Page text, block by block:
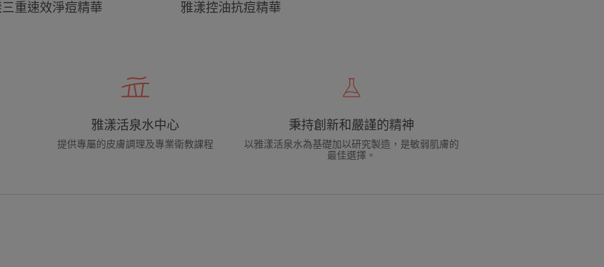
三重速效淨痘精華
雅漾控油抗痘精華
雅漾活泉水中心
提供專屬的皮膚調理及專業衛教課程
秉持創新和嚴謹的精神
以雅漾活泉水為基礎加以研究製造，是敏弱肌膚的
最佳選擇。